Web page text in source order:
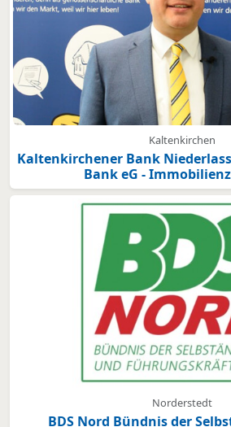
Kaltenkirchen
Kaltenkirchener Bank
Bank eG -
Norderstedt
BDS Nord Bündnis der